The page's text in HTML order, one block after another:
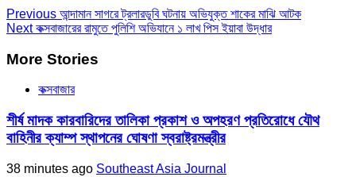
Previous আন্দামান সাগরে ট্রলারডুবি ঘটনায় অভিযুক্ত শাকের মাঝি আটক
Nextকক্সবাজারের রামুতে পুলিশি অভিযানে ১ লাখ পিস ইয়াবা উদ্ধার
More Stories
কক্সবাজার
শীর্ষ মাদক কারবারিদের তালিকা প্রকাশ ও অপহরণ প্রতিরোধে যৌথ
বাহিনীর ক্যাম্প স্থাপনের ঘোষণা স্বরাষ্ট্রমন্ত্রীর
38 minutes ago Southeast Asia Journal